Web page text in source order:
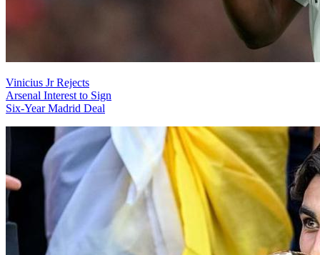
Vinicius Jr Rejects
Arsenal Interest to Sign
Six-Year Madrid Deal